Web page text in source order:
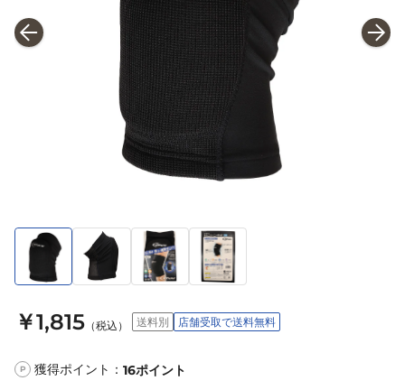
￥1,815 （税込） 送料別 店舗受取で送料無料
P 獲得ポイント： 16ポイント